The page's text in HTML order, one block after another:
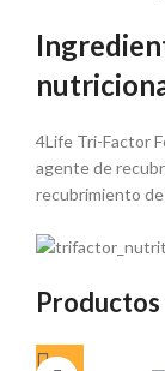
4Life Tri-Factor
agente de
recubrimiento de